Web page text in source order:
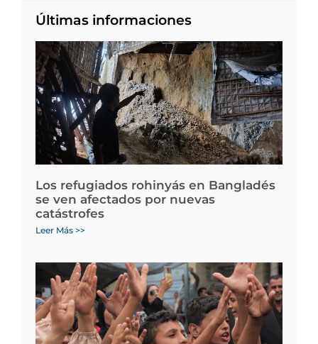
Últimas informaciones
Los refugiados rohinyás en Bangladés
se ven afectados por nuevas
catástrofes
Leer Más >>